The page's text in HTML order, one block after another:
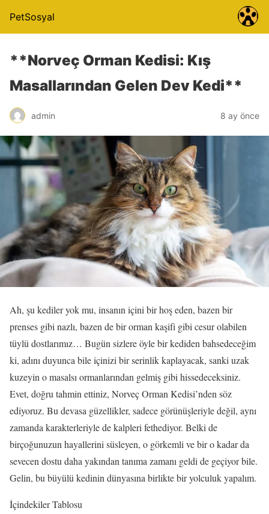
PetSosyal
**Norveç Orman Kedisi: Kış
Masallarından Gelen Dev Kedi**
admin 8 ay önce
Ah, şu kediler yok mu, insanın içini bir hoş eden, bazen bir
prenses gibi nazlı, bazen de bir orman kaşifi gibi cesur olabilen
tüylü dostlarımız… Bugün sizlere öyle bir kediden bahsedeceğim
ki, adını duyunca bile içinizi bir serinlik kaplayacak, sanki uzak
kuzeyin o masalsı ormanlarından gelmiş gibi hissedeceksiniz.
Evet, doğru tahmin ettiniz, Norveç Orman Kedisi’nden söz
ediyoruz. Bu devasa güzellikler, sadece görünüşleriyle değil, aynı
zamanda karakterleriyle de kalpleri fethediyor. Belki de
birçoğunuzun hayallerini süsleyen, o görkemli ve bir o kadar da
sevecen dostu daha yakından tanıma zamanı geldi de geçiyor bile.
Gelin, bu büyülü kedinin dünyasına birlikte bir yolculuk yapalım.
İçindekiler Tablosu